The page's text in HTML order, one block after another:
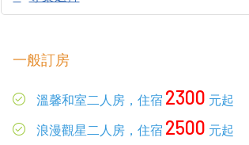
一般訂房
溫馨和室二人房，住宿 2300 元起
浪漫觀星二人房，住宿 2500 元起